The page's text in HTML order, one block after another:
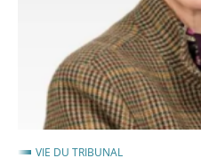
Clermont-
Ferrand
VIE DU TRIBUNAL